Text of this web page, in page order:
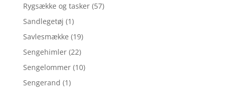
Rygsække og tasker (57)
Sandlegetøj (1)
Savlesmække (19)
Sengehimler (22)
Sengelommer (10)
Sengerand (1)